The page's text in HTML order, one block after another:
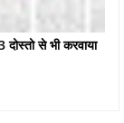
दोस्तो से भी करवाया